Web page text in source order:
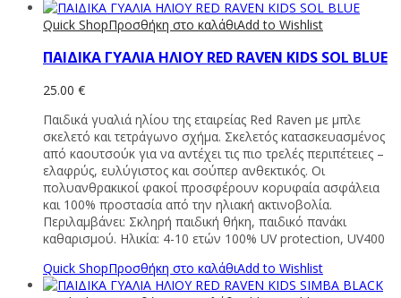
Quick ShopΠροσθήκη στο καλάθιAdd to Wishlist
ΠΑΙΔΙΚΑ ΓΥΑΛΙΑ ΗΛΙΟΥ RED RAVEN KIDS SOL BLUE
25.00 €
Παιδικά γυαλιά ηλίου της εταιρείας Red Raven με μπλε
σκελετό και τετράγωνο σχήμα. Σκελετός κατασκευασμένος
από καουτσούκ για να αντέχει τις πιο τρελές περιπέτειες –
ελαφρύς, ευλύγιστος και σούπερ ανθεκτικός. Οι
πολυανθρακικοί φακοί προσφέρουν κορυφαία ασφάλεια
και 100% προστασία από την ηλιακή ακτινοβολία.
Περιλαμβάνει: Σκληρή παιδική θήκη, παιδικό πανάκι
καθαρισμού. Ηλικία: 4-10 ετών 100% UV protection, UV400
Quick ShopΠροσθήκη στο καλάθιAdd to Wishlist